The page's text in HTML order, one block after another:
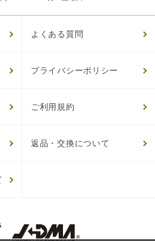
よくある質問
プライバシーポリシー
ご利用規約
返品・交換について